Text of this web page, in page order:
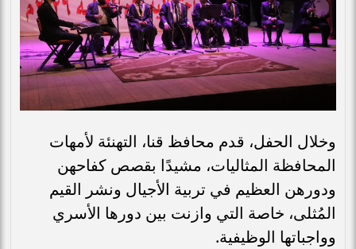
وخلال الحفل، قدم محافظ قنا، التهنئة لأمهات
المحافظة المثاليات، مشيدًا بقصص كفاحهن
ودورهن العظيم في تربية الأجيال ونشر القيم
المُثلى، خاصة التي وازنت بين دورها الأسري
وواجباتها الوظيفية.